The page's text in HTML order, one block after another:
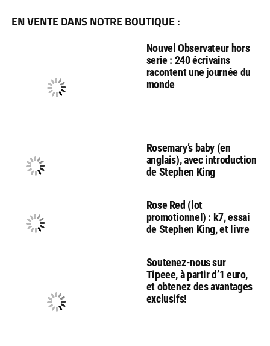
EN VENTE DANS NOTRE BOUTIQUE :
Nouvel Observateur hors
serie : 240 écrivains
racontent une journée du
monde
Rosemary’s baby (en
anglais), avec introduction
de Stephen King
Rose Red (lot
promotionnel) : k7, essai
de Stephen King, et livre
Soutenez-nous sur
Tipeee, à partir d’1 euro,
et obtenez des avantages
exclusifs!